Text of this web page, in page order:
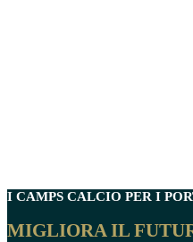
I CAMPS CALCIO PER I
MIGLIORA IL